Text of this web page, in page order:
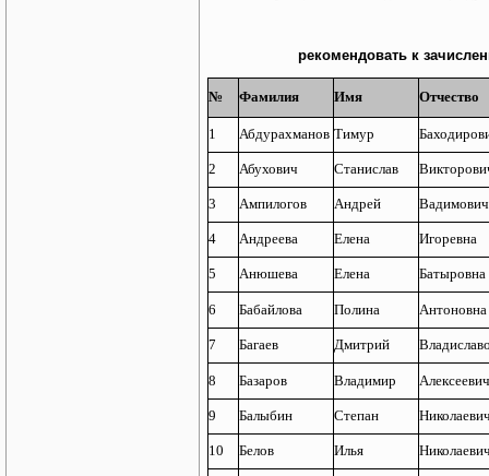
рекомендовать к
№ Фамилия Имя Отчество
1 Абдурахманов Тимур
2 Абухович Станислав
3 Ампилогов Андрей Вадимович
4 Андреева Елена Игоревна
5 Анюшева Елена Батыровна
6 Бабайлова Полина Антоновна
7 Багаев Дмитрий
8 Базаров Владимир Алексеевич
9 Балыбин Степан
10 Белов Илья